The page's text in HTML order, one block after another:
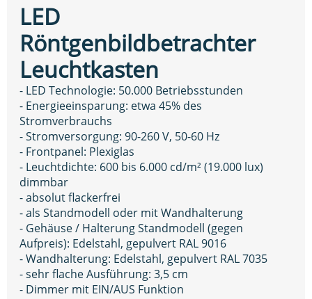
LED
Röntgenbildbetrachter
Leuchtkasten
- LED Technologie: 50.000 Betriebsstunden
- Energieeinsparung: etwa 45% des
Stromverbrauchs
- Stromversorgung: 90-260 V, 50-60 Hz
- Frontpanel: Plexiglas
- Leuchtdichte: 600 bis 6.000 cd/m² (19.000 lux)
dimmbar
- absolut flackerfrei
- als Standmodell oder mit Wandhalterung
- Gehäuse / Halterung Standmodell (gegen
Aufpreis): Edelstahl, gepulvert RAL 9016
- Wandhalterung: Edelstahl, gepulvert RAL 7035
- sehr flache Ausführung: 3,5 cm
- Dimmer mit EIN/AUS Funktion